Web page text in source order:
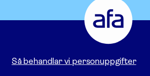
Försäkring
Gå
till
startsidan
Så behandlar vi personuppgifter